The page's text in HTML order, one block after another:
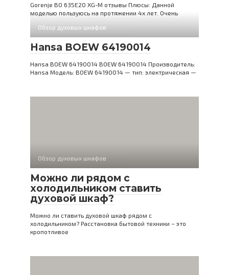
Gorenje BO 635E20 XG-M отзывы Плюсы: Данной
моделью пользуюсь на протяжении 4х лет. Очень
Обзор духовых шкафов
Hansa BOEW 64190014
Hansa BOEW 64190014 BOEW 64190014 Производитель:
Hansa Модель: BOEW 64190014 — тип: электрическая —
Обзор духовых шкафов
Можно ли рядом с
холодильником ставить
духовой шкаф?
Можно ли ставить духовой шкаф рядом с
холодильником? Расстановка бытовой техники – это
кропотливое